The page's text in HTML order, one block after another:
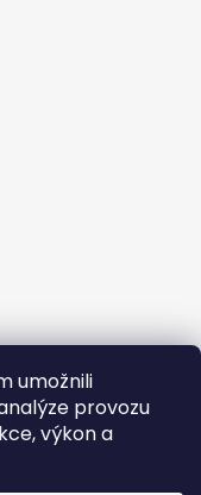
umožnili
provozu
výkon a